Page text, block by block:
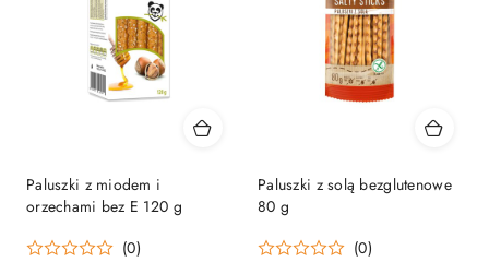
Paluszki z miodem i
orzechami bez E 120 g
(0)
Paluszki z solą bezglutenowe
80 g
(0)